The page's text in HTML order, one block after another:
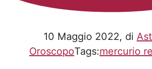
10 Maggio 2022, di
OroscopoTags:mercurio